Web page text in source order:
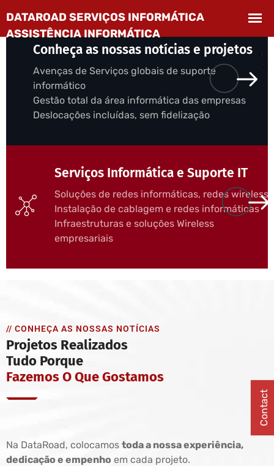
Conheça as nossas notícias e projetos
Avenças de Serviços globais de suporte
informático
Gestão total da área informática das empresas
Deslocações incluídas, sem fidelização
Serviços Informática e Suporte IT
Soluções de redes informáticas, redes wireless
Instalação de cablagem e redes informáticas
Infraestruturas e soluções Wireless
empresariais
// CONHEÇA AS NOSSAS NOTÍCIAS
Projetos Realizados
Tudo Porque
Fazemos O Que Gostamos
Na DataRoad, colocamos toda a nossa experiência,
dedicação e empenho em cada projeto.
Contact